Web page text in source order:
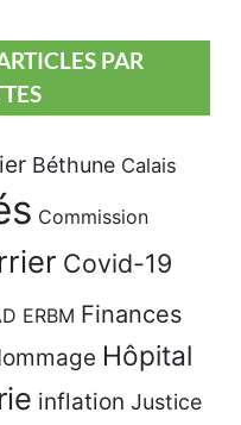
PAR
Béthune Calais
Commission
Covid-19
ERBM Finances
Hôpital
inflation Justice